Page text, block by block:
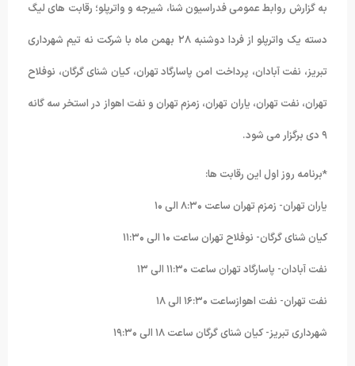
به گزارش روابط عمومی فدراسیون شنا، شیرجه و واترپلو؛ رقابت های لیگ
دسته یک واترپلو از فردا دوشنبه ۲۸ بهمن ماه با شرکت نه تیم شهرداری
تبریز، نفت آبادان، پرداخت امن پاسارگاد تهران، کیان شنای گرگان، نوفلاح
تهران، نفت تهران، یاران تهران، زمزم تهران و نفت اهواز در استخر سه گانه
۹ دی برگزار می شود.
*برنامه روز اول این رقابت ها:
یاران تهران- زمزم تهران ساعت ۸:۳۰ الی ۱۰
کیان شنای گرگان- نوفلاح تهران ساعت ۱۰ الی ۱۱:۳۰
نفت آبادان- پاسارگاد تهران ساعت ۱۱:۳۰ الی ۱۳
نفت تهران- نفت اهوازساعت ۱۶:۳۰ الی ۱۸
شهرداری تبریز- کیان شنای گرگان ساعت ۱۸ الی ۱۹:۳۰